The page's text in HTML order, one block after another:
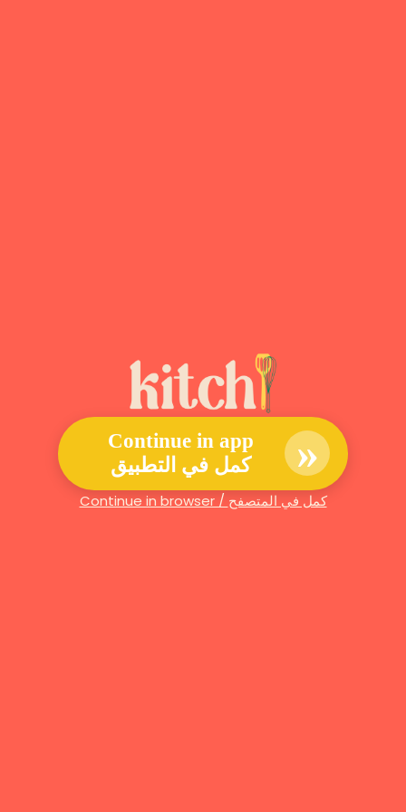
Continue in app
كمل في التطبيق
»
Continue in browser / كمل في المتصفح